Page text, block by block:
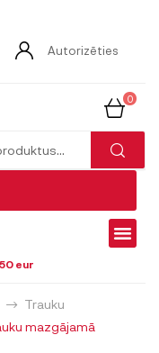
Autorizēties
0
50 eur
Trauku
mazgājamā